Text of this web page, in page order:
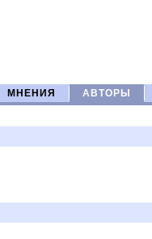
МНЕНИЯ АВТОРЫ